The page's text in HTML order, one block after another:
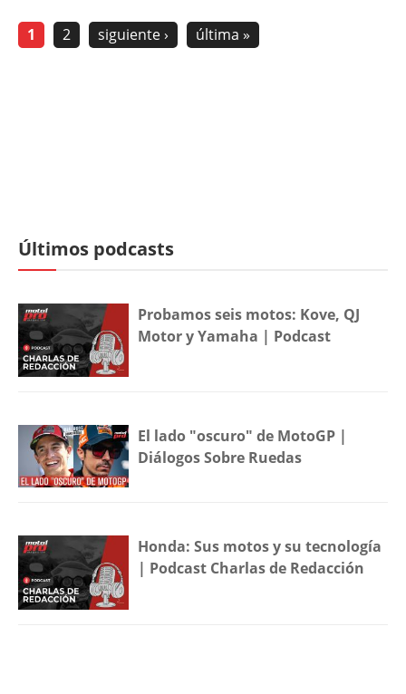
1 2 siguiente › última »
Últimos podcasts
Probamos seis motos: Kove, QJ
Motor y Yamaha | Podcast
El lado "oscuro" de MotoGP |
Diálogos Sobre Ruedas
Honda: Sus motos y su tecnología
| Podcast Charlas de Redacción